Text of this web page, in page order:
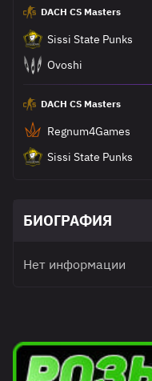
DACH CS Masters
Sissi State Punks
Ovoshi
DACH CS Masters
Regnum4Games
Sissi State Punks
БИОГРАФИЯ
Нет информации